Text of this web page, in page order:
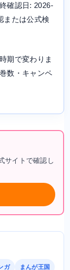
確認日: 2026-
または公式検
期で変わりま
数・キャンペ
サイトで確認し
ガ まんが王国